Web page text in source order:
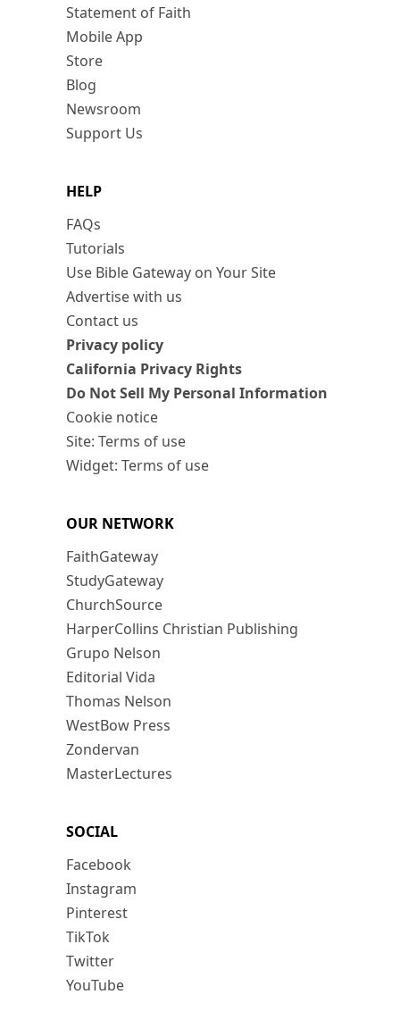
Statement of Faith
Mobile App
Store
Blog
Newsroom
Support Us
HELP
FAQs
Tutorials
Use Bible Gateway on Your Site
Advertise with us
Contact us
Privacy policy
California Privacy Rights
Do Not Sell My Personal Information
Cookie notice
Site: Terms of use
Widget: Terms of use
OUR NETWORK
FaithGateway
StudyGateway
ChurchSource
HarperCollins Christian Publishing
Grupo Nelson
Editorial Vida
Thomas Nelson
WestBow Press
Zondervan
MasterLectures
SOCIAL
Facebook
Instagram
Pinterest
TikTok
Twitter
YouTube